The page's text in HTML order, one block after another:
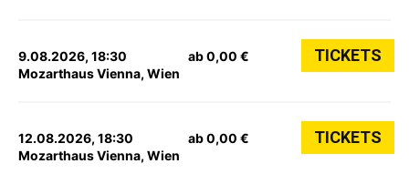
9.08.2026, 18:30
Mozarthaus Vienna, Wien
ab 0,00 € TICKETS
12.08.2026, 18:30
Mozarthaus Vienna, Wien
ab 0,00 € TICKETS